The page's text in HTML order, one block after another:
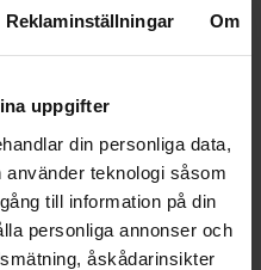
Reklaminställningar Om
uppgifter
din personliga data,
teknologi såsom
till information på din
personliga annonser och
åskådarinsikter
i dessa studiecirklar är
och engelska.
som handlar om att
pratar vi också om barn
Sverige ser på flickor och